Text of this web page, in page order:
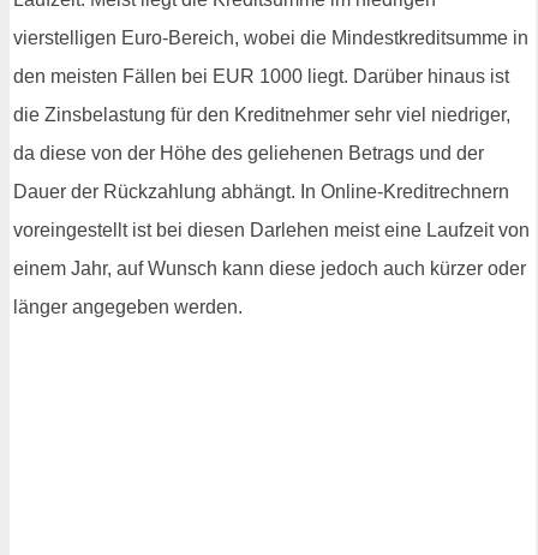
vierstelligen Euro-Bereich, wobei die Mindestkreditsumme in
den meisten Fällen bei EUR 1000 liegt. Darüber hinaus ist
die Zinsbelastung für den Kreditnehmer sehr viel niedriger,
da diese von der Höhe des geliehenen Betrags und der
Dauer der Rückzahlung abhängt. In Online-Kreditrechnern
voreingestellt ist bei diesen Darlehen meist eine Laufzeit von
einem Jahr, auf Wunsch kann diese jedoch auch kürzer oder
länger angegeben werden.